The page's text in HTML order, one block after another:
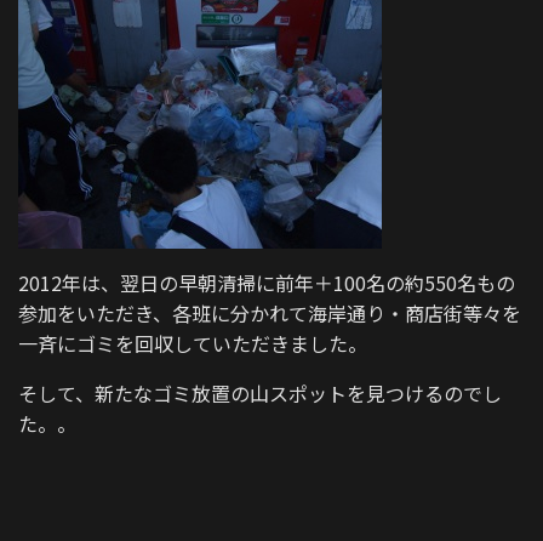
2012年は、翌日の早朝清掃に前年＋100名の約550名もの
参加をいただき、各班に分かれて海岸通り・商店街等々を
一斉にゴミを回収していただきました。
そして、新たなゴミ放置の山スポットを見つけるのでし
た。。